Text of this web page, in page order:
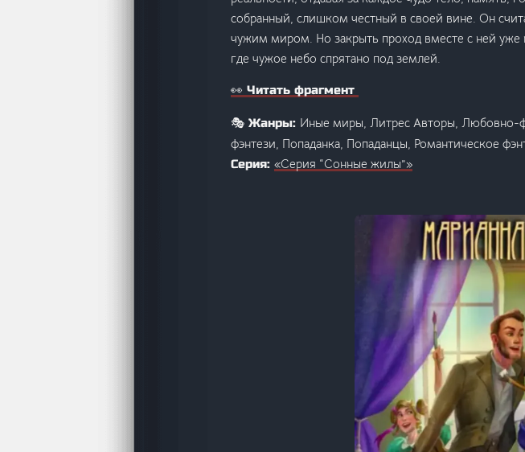
собранный, слишком честный в своей вине. Он
чужим миром. Но закрыть проход вместе с ней уже
где чужое небо спрятано под землей.
👀 Читать фрагмент
🎭 Жанры: Иные миры, Литрес Авторы, Любовно-
фэнтези, Попаданка, Попаданцы, Романтическое
Серия: «Серия “Сонные жилы”»